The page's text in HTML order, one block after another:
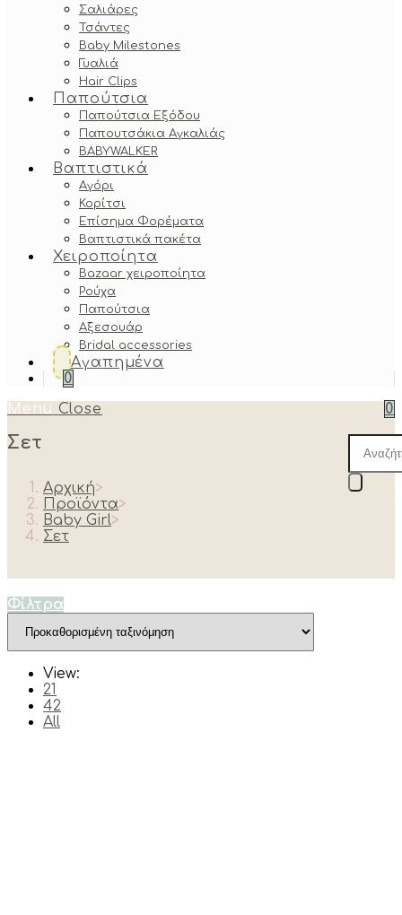
Σαλιάρες
Τσάντες
Baby Milestones
Γυαλιά
Hair Clips
Παπούτσια
Παπούτσια Εξόδου
Παπουτσάκια Αγκαλιάς
BABYWALKER
Βαπτιστικά
Αγόρι
Κορίτσι
Επίσημα Φορέματα
Βαπτιστικά πακέτα
Χειροποίητα
Bazaar χειροποίητα
Ρούχα
Παπούτσια
Αξεσουάρ
Bridal accessories
Αγαπημένα
0
0
Menu Close
search
Σετ
Αρχική>
Προϊόντα>
Baby Girl>
Σετ
Φίλτρα
View:
21
42
All